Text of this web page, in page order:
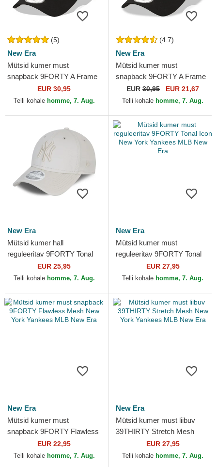
(5)
New Era
Mütsid kumer must
snapback 9FORTY A Frame
Tonal Los Angeles Lakers
NBA New Era
EUR 30,95
Telli kohale homme, 7. Aug.
(4.7)
New Era
Mütsid kumer must
snapback 9FORTY A Frame
Tonal Chicago Bulls NBA
New Era
EUR 30,95 EUR 21,67
Telli kohale homme, 7. Aug.
New Era
Mütsid kumer hall
reguleeritav 9FORTY Tonal
New York Yankees MLB
New Era
EUR 25,95
Telli kohale homme, 7. Aug.
New Era
Mütsid kumer must
reguleeritav 9FORTY Tonal
Icon New York Yankees MLB
New Era
EUR 27,95
Telli kohale homme, 7. Aug.
New Era
Mütsid kumer must
snapback 9FORTY Flawless
Mesh New York Yankees
MLB New Era
EUR 22,95
Telli kohale homme, 7. Aug.
New Era
Mütsid kumer must liibuv
39THIRTY Stretch Mesh
New York Yankees MLB New
Era
EUR 27,95
Telli kohale homme, 7. Aug.